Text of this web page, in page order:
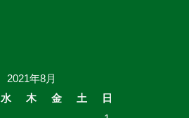
2021年8月
水 木 金 土
日